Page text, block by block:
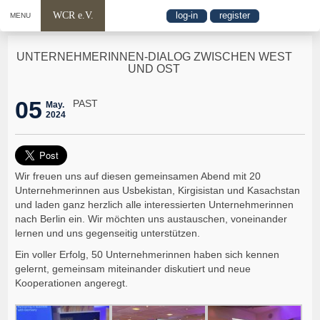
MENU WCR e.V. log-in register
UNTERNEHMERINNEN-DIALOG ZWISCHEN WEST
UND OST
05 May.
2024
PAST
Wir freuen uns auf diesen gemeinsamen Abend mit 20
Unternehmerinnen aus Usbekistan, Kirgisistan und Kasachstan
und laden ganz herzlich alle interessierten Unternehmerinnen
nach Berlin ein. Wir möchten uns austauschen, voneinander
lernen und uns gegenseitig unterstützen.
Ein voller Erfolg, 50 Unternehmerinnen haben sich kennen
gelernt, gemeinsam miteinander diskutiert und neue
Kooperationen angeregt.